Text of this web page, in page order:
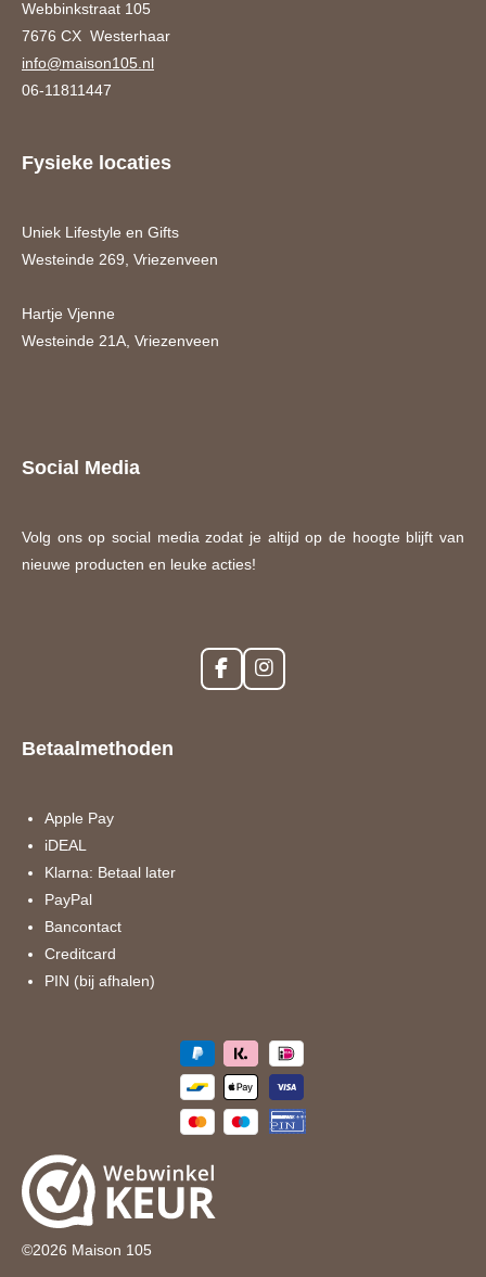
Webbinkstraat 105
7676 CX Westerhaar
info@maison105.nl
06-11811447
Fysieke locaties
Uniek Lifestyle en Gifts
Westeinde 269, Vriezenveen
Hartje Vjenne
Westeinde 21A, Vriezenveen
Social Media
Volg ons op social media zodat je altijd op de hoogte blijft van
nieuwe producten en leuke acties!
F
a
I
n
Betaalmethoden
Apple Pay
iDEAL
Klarna: Betaal later
PayPal
Bancontact
Creditcard
PIN (bij afhalen)
©2026 Maison 105